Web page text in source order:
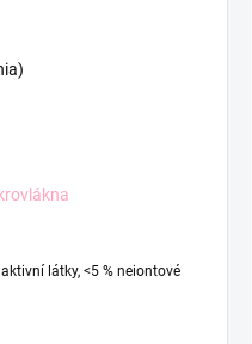
látky, <5 % neiontové